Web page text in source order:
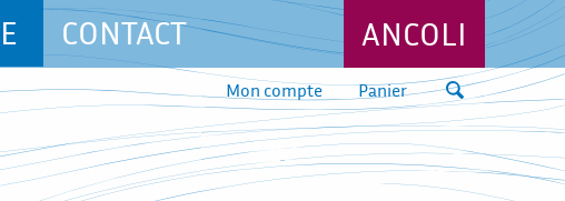
CONTACT ANCOLI
Mon compte Panier